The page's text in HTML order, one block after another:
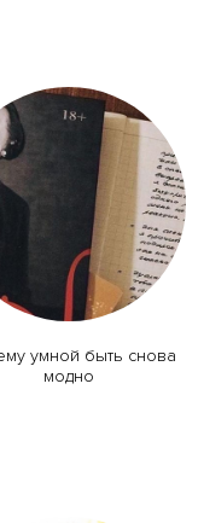
умной быть снова
модно